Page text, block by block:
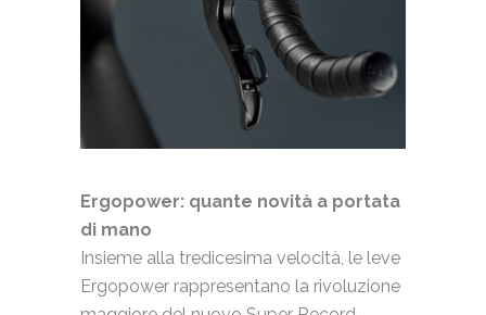
Ergopower: quante novità a portata
di mano
Insieme alla tredicesima velocità, le leve
Ergopower rappresentano la rivoluzione